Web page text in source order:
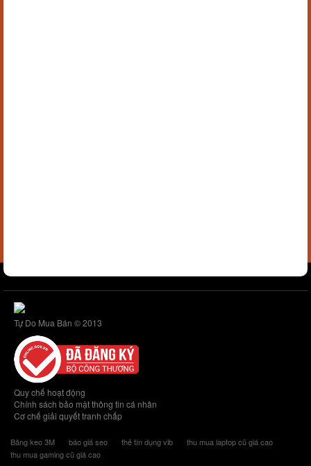
Tự Do Mua Bán © 2013
Quy chế hoạt động
Chính sách bảo mật thông tin cá nhân
Cơ chế giải quyết tranh chấp
Băng keo 3M báo giá seo thẻ tín dụng vib
thu mua laptop cũ giá cao
thu mua gaming cũ giá cao